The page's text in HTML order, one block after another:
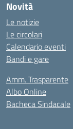
Novità
Le notizie
Le circolari
Calendario eventi
Bandi e gare
Amm. Trasparente
Albo Online
Bacheca Sindacale